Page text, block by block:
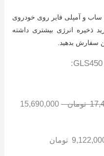
و آمپلی فایر روی خودروی
ذخیره انرژی بیشتری داشته
سفارش بدهید.
تومان –
15,690,000
تومان